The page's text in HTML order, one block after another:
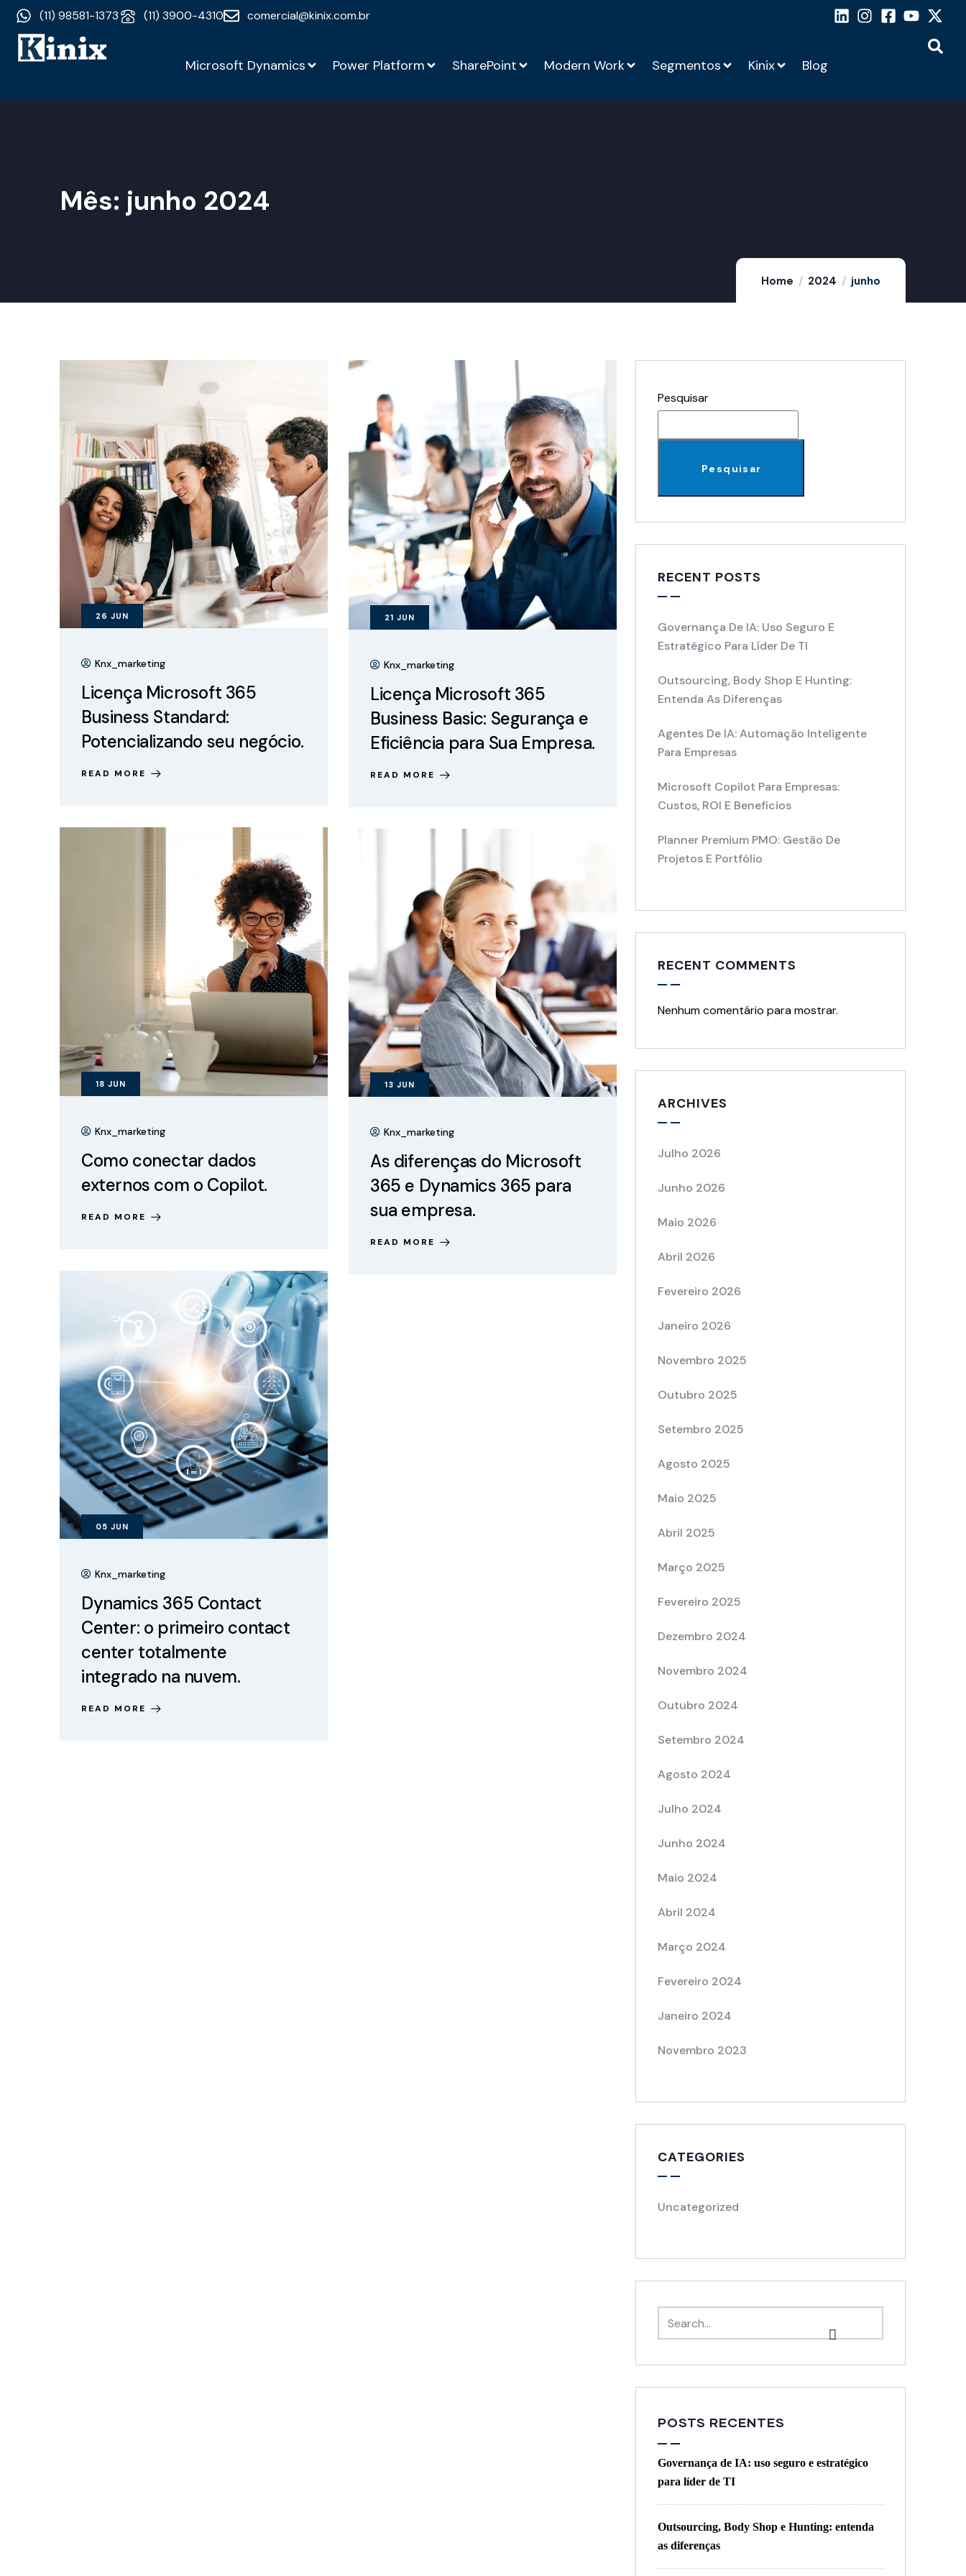
(11) 98581-1373 (11) 3900-4310 comercial@kinix.com.br
Microsoft Dynamics Power Platform SharePoint Modern Work Segmentos Kinix Blog
Mês: junho 2024
Home 2024 junho
26 JUN
Knx_marketing
Licença Microsoft 365
Business Standard:
Potencializando seu negócio.
READ MORE
21 JUN
Knx_marketing
Licença Microsoft 365
Business Basic: Segurança e
Eficiência para Sua Empresa.
READ MORE
18 JUN
Knx_marketing
Como conectar dados
externos com o Copilot.
READ MORE
13 JUN
Knx_marketing
As diferenças do Microsoft
365 e Dynamics 365 para
sua empresa.
READ MORE
05 JUN
Knx_marketing
Dynamics 365 Contact
Center: o primeiro contact
center totalmente
integrado na nuvem.
READ MORE
Pesquisar
Pesquisar
RECENT POSTS
Governança De IA: Uso Seguro E
Estratégico Para Líder De TI
Outsourcing, Body Shop E Hunting:
Entenda As Diferenças
Agentes De IA: Automação Inteligente
Para Empresas
Microsoft Copilot Para Empresas:
Custos, ROI E Benefícios
Planner Premium PMO: Gestão De
Projetos E Portfólio
RECENT COMMENTS
Nenhum comentário para mostrar.
ARCHIVES
Julho 2026
Junho 2026
Maio 2026
Abril 2026
Fevereiro 2026
Janeiro 2026
Novembro 2025
Outubro 2025
Setembro 2025
Agosto 2025
Maio 2025
Abril 2025
Março 2025
Fevereiro 2025
Dezembro 2024
Novembro 2024
Outubro 2024
Setembro 2024
Agosto 2024
Julho 2024
Junho 2024
Maio 2024
Abril 2024
Março 2024
Fevereiro 2024
Janeiro 2024
Novembro 2023
CATEGORIES
Uncategorized
POSTS RECENTES
Governança de IA: uso seguro e estratégico
para líder de TI
Outsourcing, Body Shop e Hunting: entenda
as diferenças